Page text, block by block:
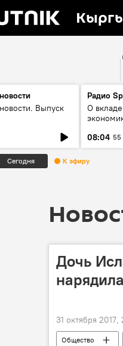
Выпуск
Радио
О
08:04 55
Сегодня К эфиру
Дочь
31 октября 2017,
Общество